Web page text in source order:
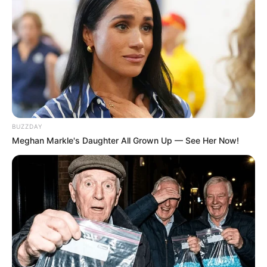
Les partants en lice pour la victoire au
Tiercé Quinté du jour
1 EXTRA DU CHATELET
2 FIDELE MADRIK
3 HAMILTON DU HAM
4 GRAND CANYON
5 HEART OF GOLD
6 FORTUNA
7 EASY ATOUT
8 FALCAO DE CHENU
9 GOLDORACK
10 GOLDWYN DU CAUX
11 HISA DU MARGAS
12 HABIT DE SOIREE
13 FLAMBEUR DU DIGEON
14 GERSHWIN DE CHENU
15 HUDO DU RUEL
16 GARNEMENT BLEU
BUZZDAY
Meghan Markle's Daughter All Grown Up — See Her Now!